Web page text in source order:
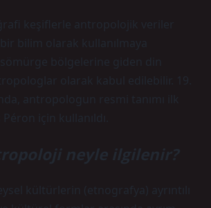
keşiflerle antropolojik veriler
bilim olarak kullanılmaya
sömürge bölgelerine giden din
olarak kabul edilebilir. 19.
antropologun resmi tanımı ilk
için kullanıldı.
neyle ilgilenir?
kültürlerin (etnografya) ayrıntılı